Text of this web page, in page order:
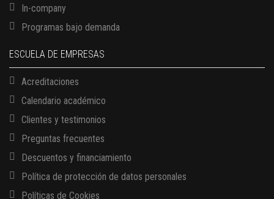
In-company
Programas bajo demanda
ESCUELA DE EMPRESAS
Acreditaciones
Calendario académico
Clientes y testimonios
Preguntas frecuentes
Descuentos y financiamiento
Política de protección de datos personales
Políticas de Cookies